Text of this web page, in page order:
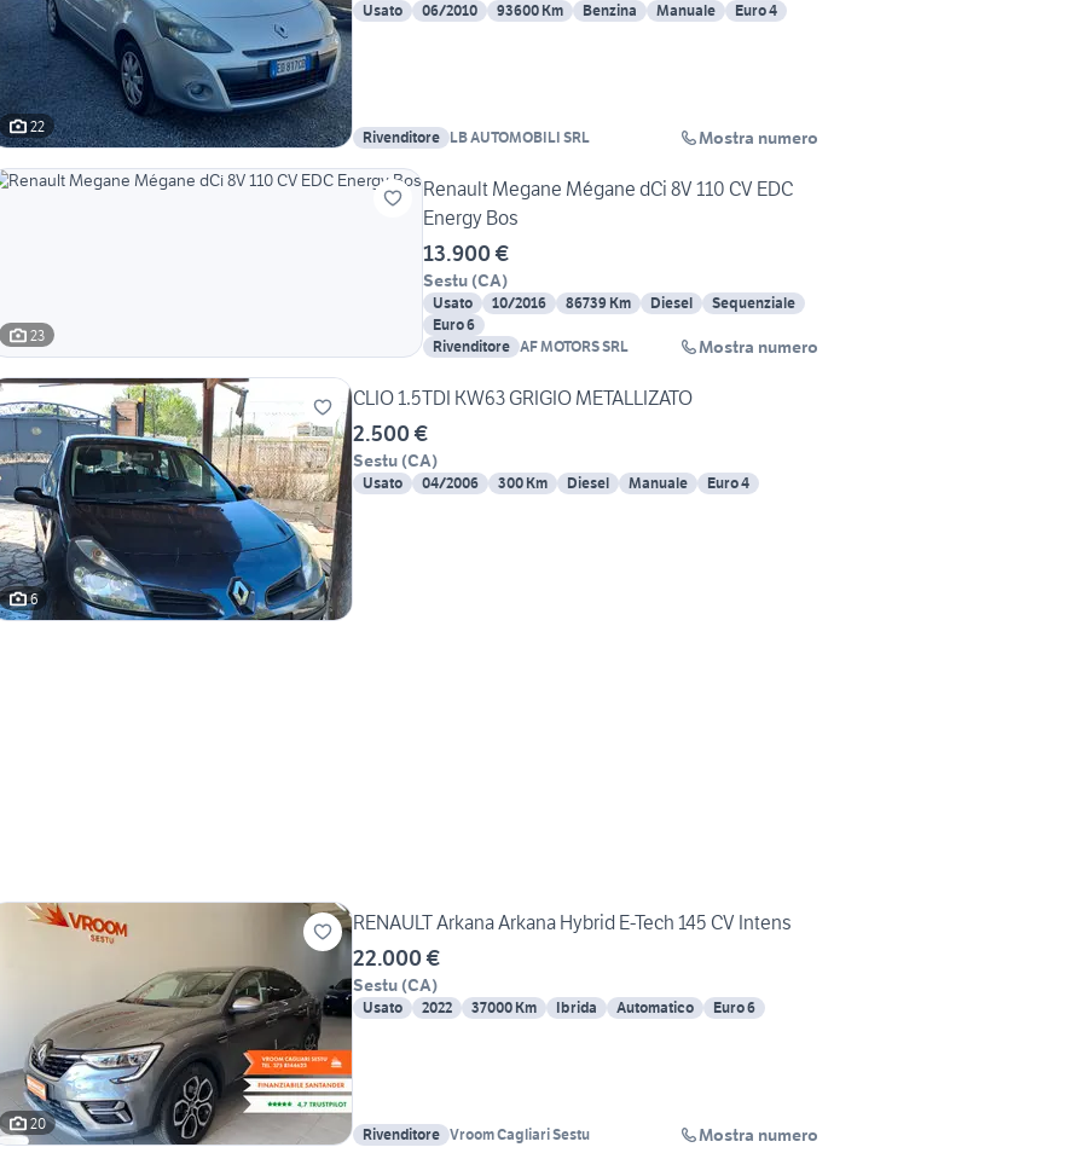
22
Usato 06/2010 93600 Km Benzina Manuale Euro 4
Rivenditore LB AUTOMOBILI SRL Mostra numero
23
Renault Megane Mégane dCi 8V 110 CV EDC
Energy Bos
13.900 €
Sestu (CA)
Usato 10/2016 86739 Km Diesel
Sequenziale
Euro 6
Rivenditore AF MOTORS SRL Mostra numero
6
CLIO 1.5TDI KW63 GRIGIO METALLIZATO
2.500 €
Sestu (CA)
Usato 04/2006 300 Km Diesel Manuale Euro 4
20
RENAULT Arkana Arkana Hybrid E-Tech 145 CV Intens
22.000 €
Sestu (CA)
Usato 2022 37000 Km Ibrida Automatico Euro 6
Rivenditore Vroom Cagliari Sestu Mostra numero